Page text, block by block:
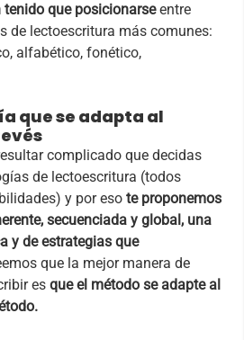
que posicionarseentre
de lectoescritura más comunes:
alfabético, fonético,
que se adapta al
complicado que decidas
de lectoescritura (todos
y por eso te proponemos
secuenciada y global, una
y de estrategias que
que la mejor manera de
es que el método se adapte al